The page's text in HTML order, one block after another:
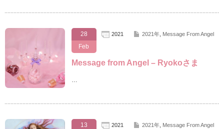
28
Feb
2021 2021年, Message From Angel
Message from Angel – Ryokoさま
…
13
2021 2021年, Message From Angel